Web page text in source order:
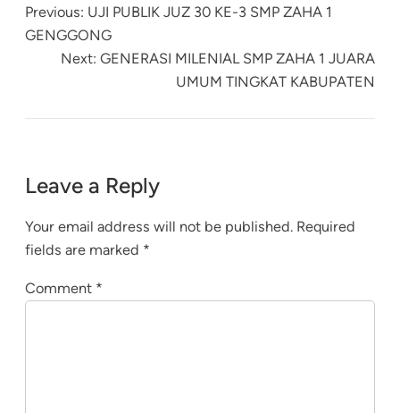
Previous: UJI PUBLIK JUZ 30 KE-3 SMP ZAHA 1
GENGGONG
Next: GENERASI MILENIAL SMP ZAHA 1 JUARA
UMUM TINGKAT KABUPATEN
Leave a Reply
Your email address will not be published. Required
fields are marked *
Comment *